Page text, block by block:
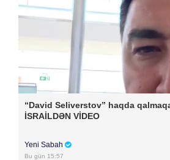
“David Seliverstov” haqda
İSRAİLDƏN VİDEO
Yeni Sabah
Bu gün 15:57